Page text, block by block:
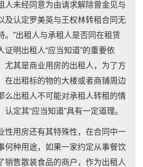
未经同意为由请求解除曾金见与
及认定罗美英与王权林转租合同无
。”出租人与承租人是否同在租赁
证明出租人“应当知道”的重要依
尤其是商业用房的出租人，为了方
在出租标的物的大楼或者商铺周边
么出租人不可能对承租人转租的情
定其“应当知道”具有一定道理。
用房还有其特殊性，在合同中一
何种用途，如果一家约定从事餐饮
销售散装食品的商户，作为出租人